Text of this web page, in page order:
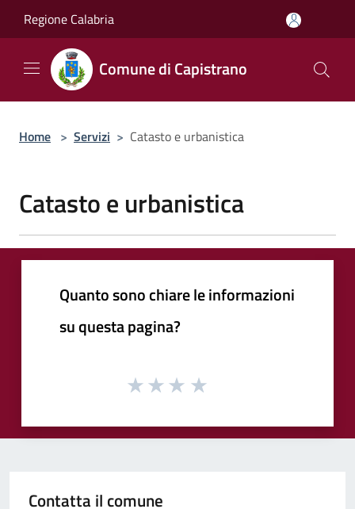
Regione Calabria
Comune di Capistrano
Home > Servizi > Catasto e urbanistica
Catasto e urbanistica
Quanto sono chiare le informazioni
su questa pagina?
Contatta il comune